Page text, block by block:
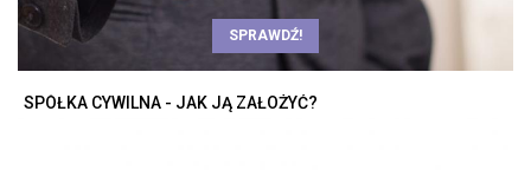
SPRAWDŹ!
SPÓŁKA CYWILNA - JAK JĄ ZAŁOŻYĆ?